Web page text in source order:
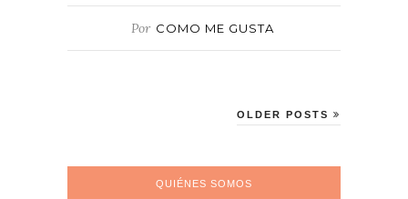
Por COMO ME GUSTA
OLDER POSTS
QUIÉNES SOMOS